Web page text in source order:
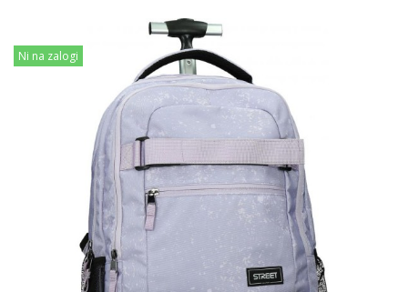
Ni na zalogi